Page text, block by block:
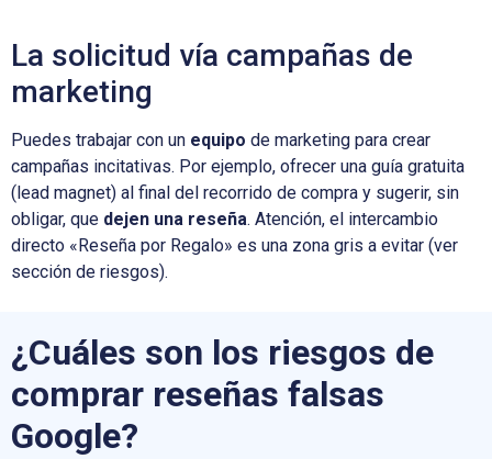
La solicitud vía campañas de
marketing
Puedes trabajar con un equipo de marketing para crear
campañas incitativas. Por ejemplo, ofrecer una guía gratuita
(lead magnet) al final del recorrido de compra y sugerir, sin
obligar, que dejen una reseña. Atención, el intercambio
directo «Reseña por Regalo» es una zona gris a evitar (ver
sección de riesgos).
¿Cuáles son los riesgos de
comprar reseñas falsas
Google?